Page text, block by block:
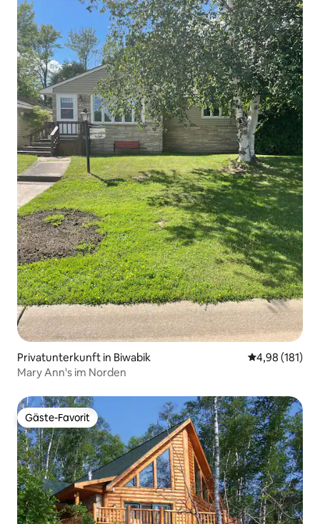
Privatunterkunft in Biwabik
4,98 (181)
Mary Ann's im Norden
Gäste-Favorit
Gäste-Favorit